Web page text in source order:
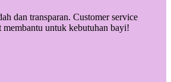
dan transparan. Customer service
membantu untuk kebutuhan bayi!